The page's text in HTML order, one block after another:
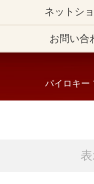
ネットシ
お問い合
パイロキー